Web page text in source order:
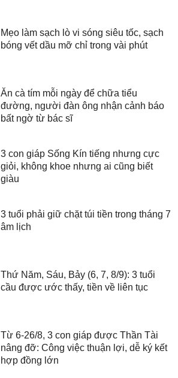
Mẹo làm sạch lò vi sóng siêu tốc, sạch
bóng vết dầu mỡ chỉ trong vài phút
Ăn cà tím mỗi ngày để chữa tiểu
đường, người đàn ông nhận cảnh báo
bất ngờ từ bác sĩ
3 con giáp Sống Kín tiếng nhưng cực
giỏi, không khoe nhưng ai cũng biết
giàu
3 tuổi phải giữ chặt túi tiền trong tháng 7
âm lịch
Thứ Năm, Sáu, Bảy (6, 7, 8/9): 3 tuổi
cầu được ước thấy, tiền về liên tục
Từ 6-26/8, 3 con giáp được Thần Tài
nâng đỡ: Công việc thuận lợi, dễ ký kết
hợp đồng lớn